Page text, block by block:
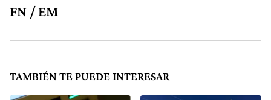
FN / EM
TAMBIÉN TE PUEDE INTERESAR